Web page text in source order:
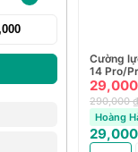
Cường
14 Pro/
290,000 ₫
Hoàng